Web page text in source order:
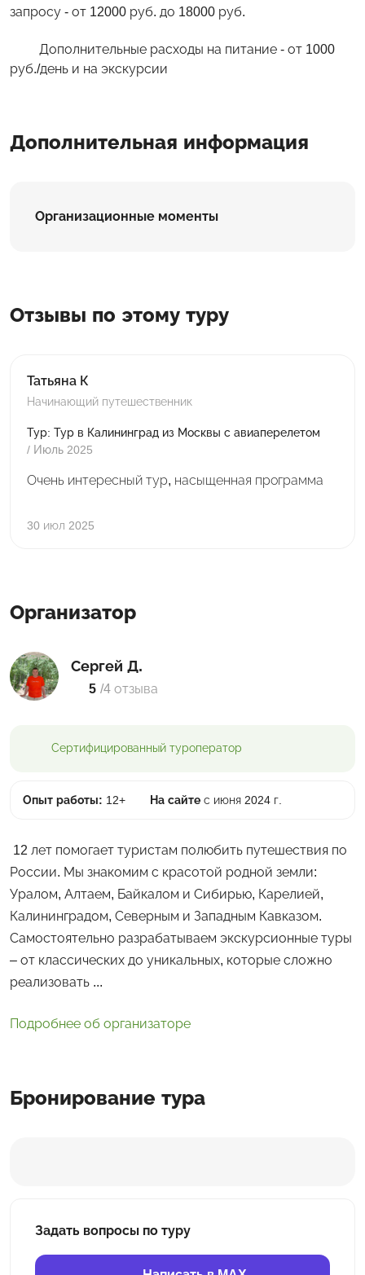
запросу - от 12000 руб. до 18000 руб.
Дополнительные расходы на питание - от 1000
руб./день и на экскурсии
Дополнительная информация
Организационные моменты
Отзывы по этому туру
Татьяна К
Начинающий путешественник
Тур: Тур в Калининград из Москвы с авиаперелетом
/ Июль 2025
Очень интересный тур, насыщенная программа
30 июл 2025
Организатор
Сергей Д.
5 /4 отзыва
Сертифицированный туроператор
Опыт работы: 12+ На сайте с июня 2024 г.
12 лет помогает туристам полюбить путешествия по
России. Мы знакомим с красотой родной земли:
Уралом, Алтаем, Байкалом и Сибирью, Карелией,
Калининградом, Северным и Западным Кавказом.
Самостоятельно разрабатываем экскурсионные туры
– от классических до уникальных, которые сложно
реализовать ...
Подробнее об организаторе
Бронирование тура
Задать вопросы по туру